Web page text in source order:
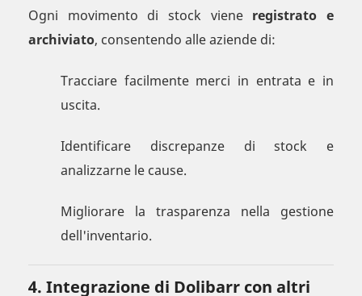
Ogni movimento di stock viene registrato e
archiviato, consentendo alle aziende di:
Tracciare facilmente merci in entrata e in
uscita.
Identificare discrepanze di stock e
analizzarne le cause.
Migliorare la trasparenza nella gestione
dell'inventario.
4. Integrazione di Dolibarr con altri